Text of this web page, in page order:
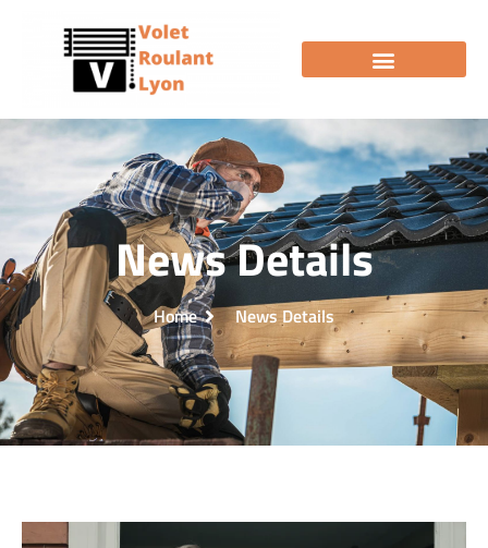
News Details
Home News Details